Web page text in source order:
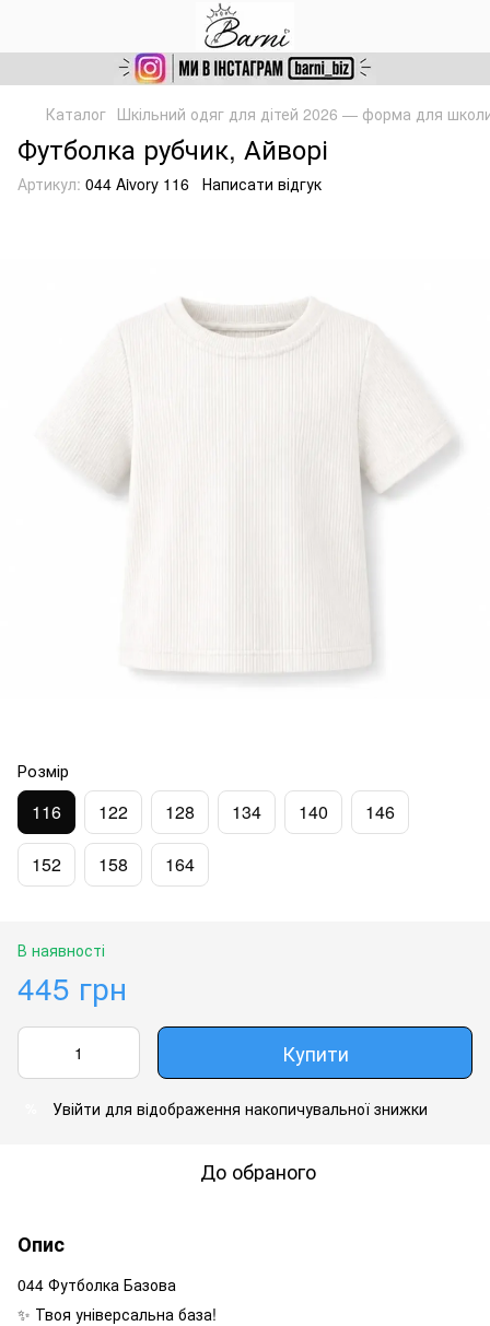
Каталог Шкільний одяг для дітей 2026 — форма для
Футболка рубчик, Айворі
Артикул: 044 Aivory 116 Написати відгук
Розмір
116 122 128 134 140 146
152 158 164
В наявності
445 грн
Купити
Увійти для відображення накопичувальної знижки
До обраного
Опис
044 Футболка Базова
✨ Твоя універсальна база!